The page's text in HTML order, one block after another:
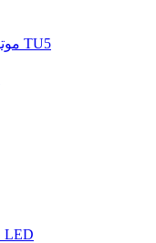
کامپیوتر ECU موتور TU5
چراغ استپ سوم LED